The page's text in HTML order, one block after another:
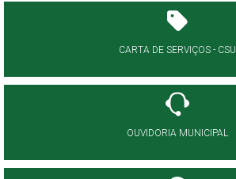
CARTA DE SERVIÇOS - CSU
OUVIDORIA MUNICIPAL